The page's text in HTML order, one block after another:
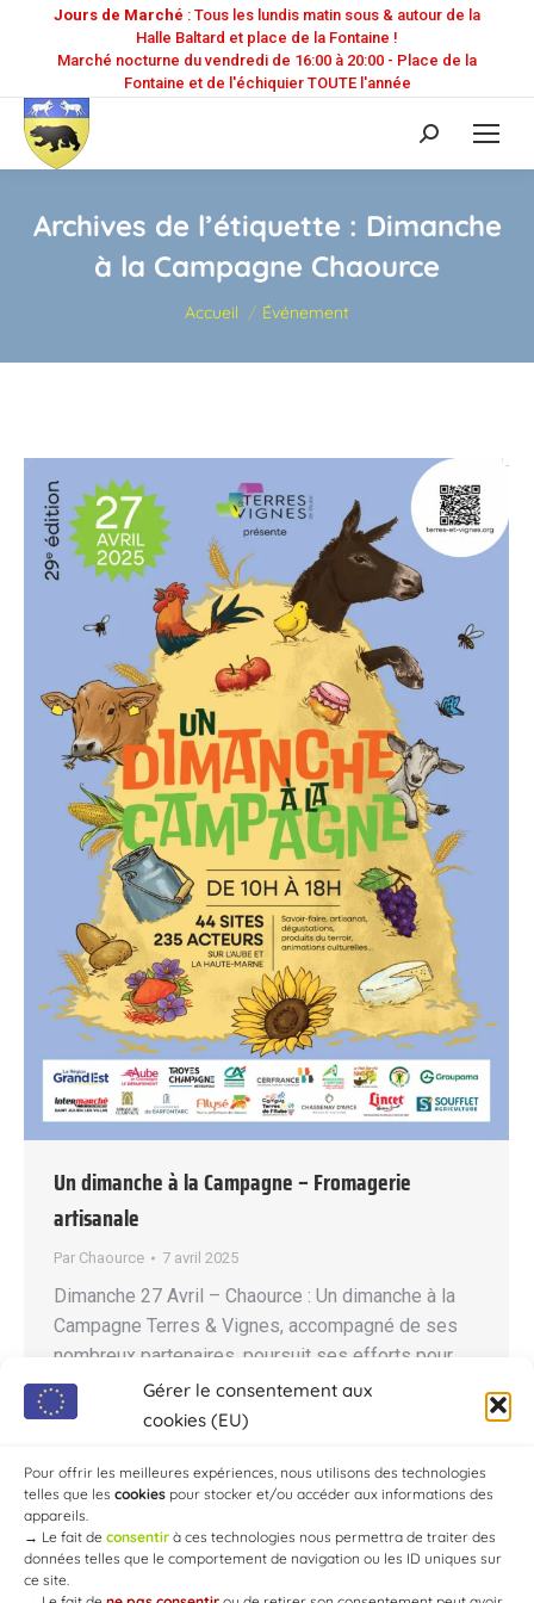
Gérer le consentement aux
cookies (EU)
Pour offrir les meilleures expériences, nous utilisons des technologies
telles que les cookies pour stocker et/ou accéder aux informations des
appareils.
→ Le fait de consentir à ces technologies nous permettra de traiter des
données telles que le comportement de navigation ou les ID uniques sur
ce site.
Jours de Marché : Tous les lundis matin sous & autour de la
Halle Baltard et place de la Fontaine !
Marché nocturne du vendredi de 16:00 à 20:00 - Place de la
Fontaine et de l'échiquier TOUTE l'année
Recherche
:
Archives de l’étiquette : Dimanche
à la Campagne Chaource
Vous êtes ici :
Accueil Événement
Un dimanche à la Campagne – Fromagerie
artisanale
Par Chaource 7 avril 2025
Dimanche 27 Avril – Chaource : Un dimanche à la
Campagne Terres & Vignes, accompagné de ses
nombreux partenaires, poursuit ses efforts pour
proposer aux visiteurs une journée riche en
découvertes sur l’agriculture auboise, la ruralité et
révéler aux visiteurs la force et la diversité de…